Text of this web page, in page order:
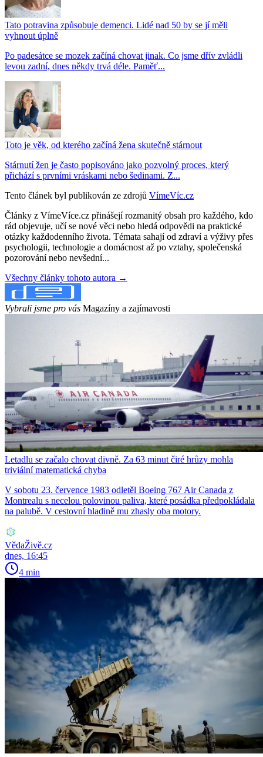
Tato potravina způsobuje demenci. Lidé nad 50 by se jí měli
vyhnout úplně
Po padesátce se mozek začíná chovat jinak. Co jsme dřív zvládli
levou zadní, dnes někdy trvá déle. Paměť...
Toto je věk, od kterého začíná žena skutečně stárnout
Stárnutí žen je často popisováno jako pozvolný proces, který
přichází s prvními vráskami nebo šedinami. Z...
Tento článek byl publikován ze zdrojů VímeVíc.cz
Články z VímeVíce.cz přinášejí rozmanitý obsah pro každého, kdo
rád objevuje, učí se nové věci nebo hledá odpovědi na praktické
otázky každodenního života. Témata sahají od zdraví a výživy přes
psychologii, technologie a domácnost až po vztahy, společenská
pozorování nebo nevšední...
Všechny články tohoto autora →
Vybrali jsme pro vás Magazíny a zajímavosti
Letadlu se začalo chovat divně. Za 63 minut čiré hrůzy mohla
triviální matematická chyba
V sobotu 23. července 1983 odletěl Boeing 767 Air Canada z
Montrealu s necelou polovinou paliva, které posádka předpokládala
na palubě. V cestovní hladině mu zhasly oba motory.
VědaŽivě.cz
dnes, 16:45
4 min